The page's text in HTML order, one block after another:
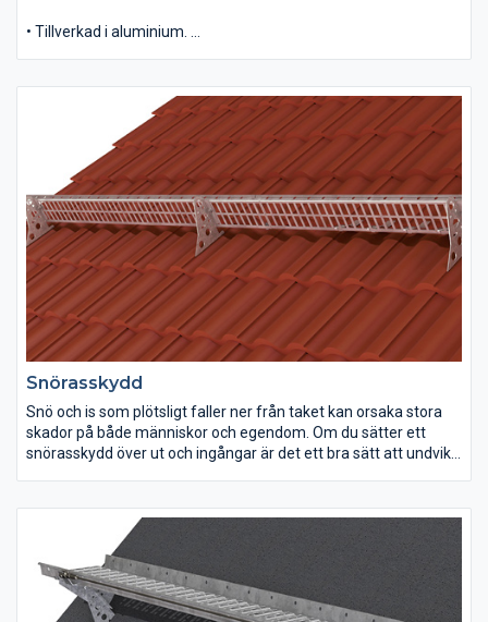
• Tillverkad i aluminium.
samt kraftiga räfflor för bättre halkskydd.
• Basbredd 600 mm.
• Viks ihop till ett platt paket.
Snörasskydd
Snö och is som plötsligt faller ner från taket kan orsaka stora
skador på både människor och egendom. Om du sätter ett
snörasskydd över ut och ingångar är det ett bra sätt att undvika
alternativ som får taket att se fint ut samtidigt som det skyddar
fotgängare mot snöras.